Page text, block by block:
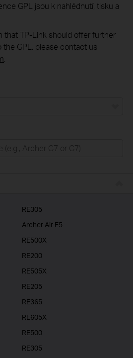
GPL jsou k nahlédnutí, tisku a
that TP-Link should offer further
GPL, please contact us
RE305
Archer Air E5
RE500X
RE200
RE505X
RE205
RE365
RE605X
RE500
RE305